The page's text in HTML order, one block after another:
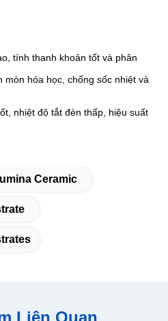
tính thanh khoản tốt và phân
mòn hóa học, chống sốc nhiệt và
nhiệt độ tắt đèn thấp, hiệu suất
Ceramic
Liên Quan